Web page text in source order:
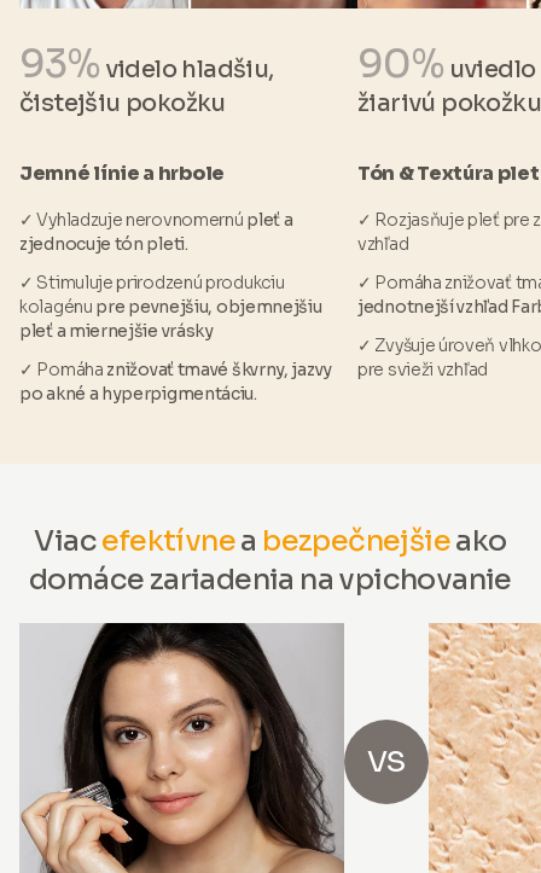
93% videlo hladšiu,
čistejšiu pokožku
Jemné línie a hrbole
✓ Vyhladzuje nerovnomernú pleť a
zjednocuje tón pleti.
✓ Stimuluje prirodzenú produkciu
kolagénu pre pevnejšiu, objemnejšiu
pleť a miernejšie vrásky
✓ Pomáha znižovať tmavé škvrny, jazvy
po akné a hyperpigmentáciu.
90%
žiarivú pokožku
Tón & Textúra
✓ Rozjasňuje pleť pre
vzhľad
✓ Pomáha znižovať
jednotnejší vzhľad
✓ Zvyšuje úroveň
pre svieži vzhľad
Viacefektívnea bezpečnejšieako
domáce zariadenia na vpichovanie
VS